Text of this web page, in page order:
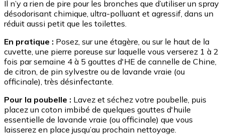
Il n’y a rien de pire pour les bronches que d’utiliser un spray
désodorisant chimique, ultra-polluant et agressif, dans un
réduit aussi petit que les toilettes.
En pratique : Posez, sur une étagère, ou sur le haut de la
cuvette, une pierre poreuse sur laquelle vous verserez 1 à 2
fois par semaine 4 à 5 gouttes d'HE de cannelle de Chine,
de citron, de pin sylvestre ou de lavande vraie (ou
officinale), très désinfectante.
Pour la poubelle : Lavez et séchez votre poubelle, puis
placez un coton imbibé de quelques gouttes d'huile
essentielle de lavande vraie (ou officinale) que vous
laisserez en place jusqu’au prochain nettoyage.